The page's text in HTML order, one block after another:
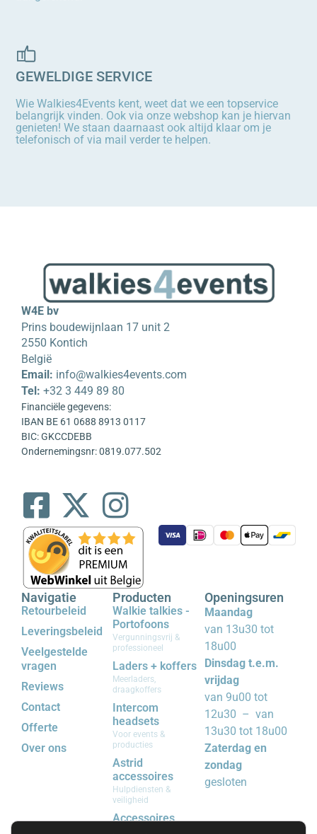
GEWELDIGE SERVICE
Wie Walkies4Events kent, weet dat we een topservice
belangrijk vinden. Ook via onze webshop kan je hiervan
genieten! We staan daarnaast ook altijd klaar om je
telefonisch of via mail verder te helpen.
W4E bv
Prins boudewijnlaan 17 unit 2
2550 Kontich
België
Email: info@walkies4events.com
Tel: +32 3 449 89 80
Financiële gegevens:
IBAN BE 61 0688 8913 0117
BIC: GKCCDEBB
Ondernemingsnr: 0819.077.502
Navigatie
Retourbeleid
Leveringsbeleid
Veelgestelde
vragen
Reviews
Contact
Offerte
Over ons
Producten
Walkie talkies -
Portofoons
Vergunningsvrij &
professioneel
Laders + koffers
Meerladers,
draagkoffers
Intercom
headsets
Voor events &
producties
Astrid
accessoires
Hulpdiensten &
veiligheid
Accessoires
Openingsuren
Maandag
van 13u30 tot
18u00
Dinsdag t.e.m.
vrijdag
van 9u00 tot
12u30 – van
13u30 tot 18u00
Zaterdag en
zondag
gesloten